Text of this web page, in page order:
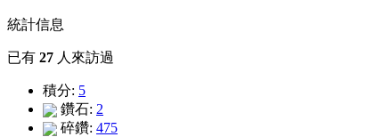
統計信息
已有 27 人來訪過
積分: 5
鑽石: 2
碎鑽: 475